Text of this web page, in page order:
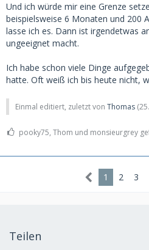
Und ich würde mir eine Grenze
beispielsweise 6 Monaten und 200
lasse ich es. Dann ist irgendetwas
ungeeignet macht.
Ich habe schon viele Dinge
hatte. Oft weiß ich bis heute nicht,
Einmal editiert, zuletzt von Thomas (
pooky75, Thom und monsieurgrey
1 2 3
Teilen